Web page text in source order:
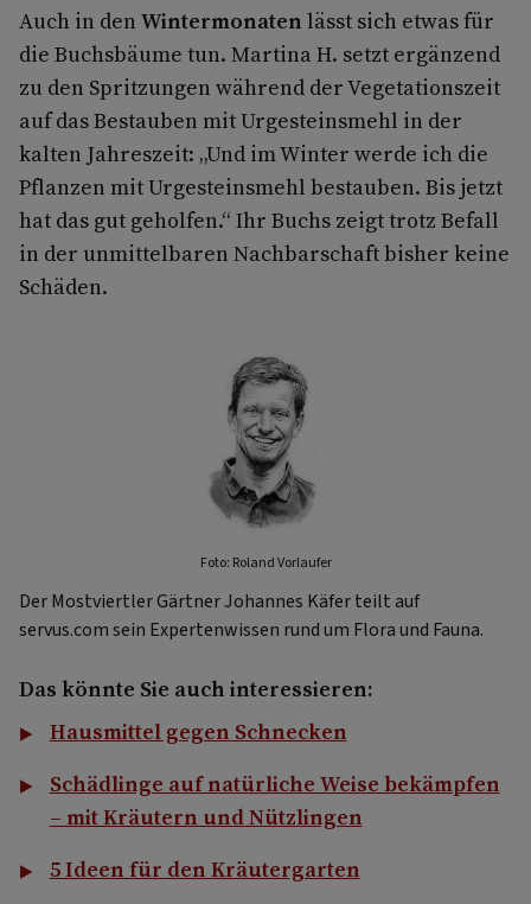
Auch in den Wintermonaten lässt sich etwas für
die Buchsbäume tun. Martina H. setzt ergänzend
zu den Spritzungen während der Vegetationszeit
auf das Bestauben mit Urgesteinsmehl in der
kalten Jahreszeit: „Und im Winter werde ich die
Pflanzen mit Urgesteinsmehl bestauben. Bis jetzt
hat das gut geholfen.“ Ihr Buchs zeigt trotz Befall
in der unmittelbaren Nachbarschaft bisher keine
Schäden.
Foto: Roland Vorlaufer
Der Mostviertler Gärtner Johannes Käfer teilt auf
servus.com sein Expertenwissen rund um Flora und Fauna.
Das könnte Sie auch interessieren:
Hausmittel gegen Schnecken
Schädlinge auf natürliche Weise bekämpfen
– mit Kräutern und Nützlingen
5 Ideen für den Kräutergarten